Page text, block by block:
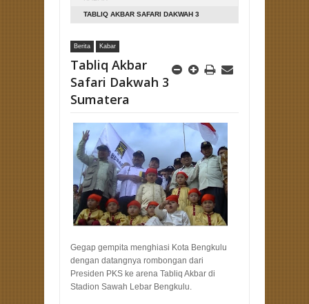
TABLIQ AKBAR SAFARI DAKWAH 3
Berita Kabar
Tabliq Akbar
Safari Dakwah 3
Sumatera
Gegap gempita menghiasi Kota Bengkulu
dengan datangnya rombongan dari
Presiden PKS ke arena Tabliq Akbar di
Stadion Sawah Lebar Bengkulu.